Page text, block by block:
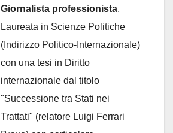
Giornalista professionista,
Laureata in Scienze Politiche
(Indirizzo Politico-Internazionale)
con una tesi in Diritto
internazionale dal titolo
"Successione tra Stati nei
Trattati" (relatore Luigi Ferrari